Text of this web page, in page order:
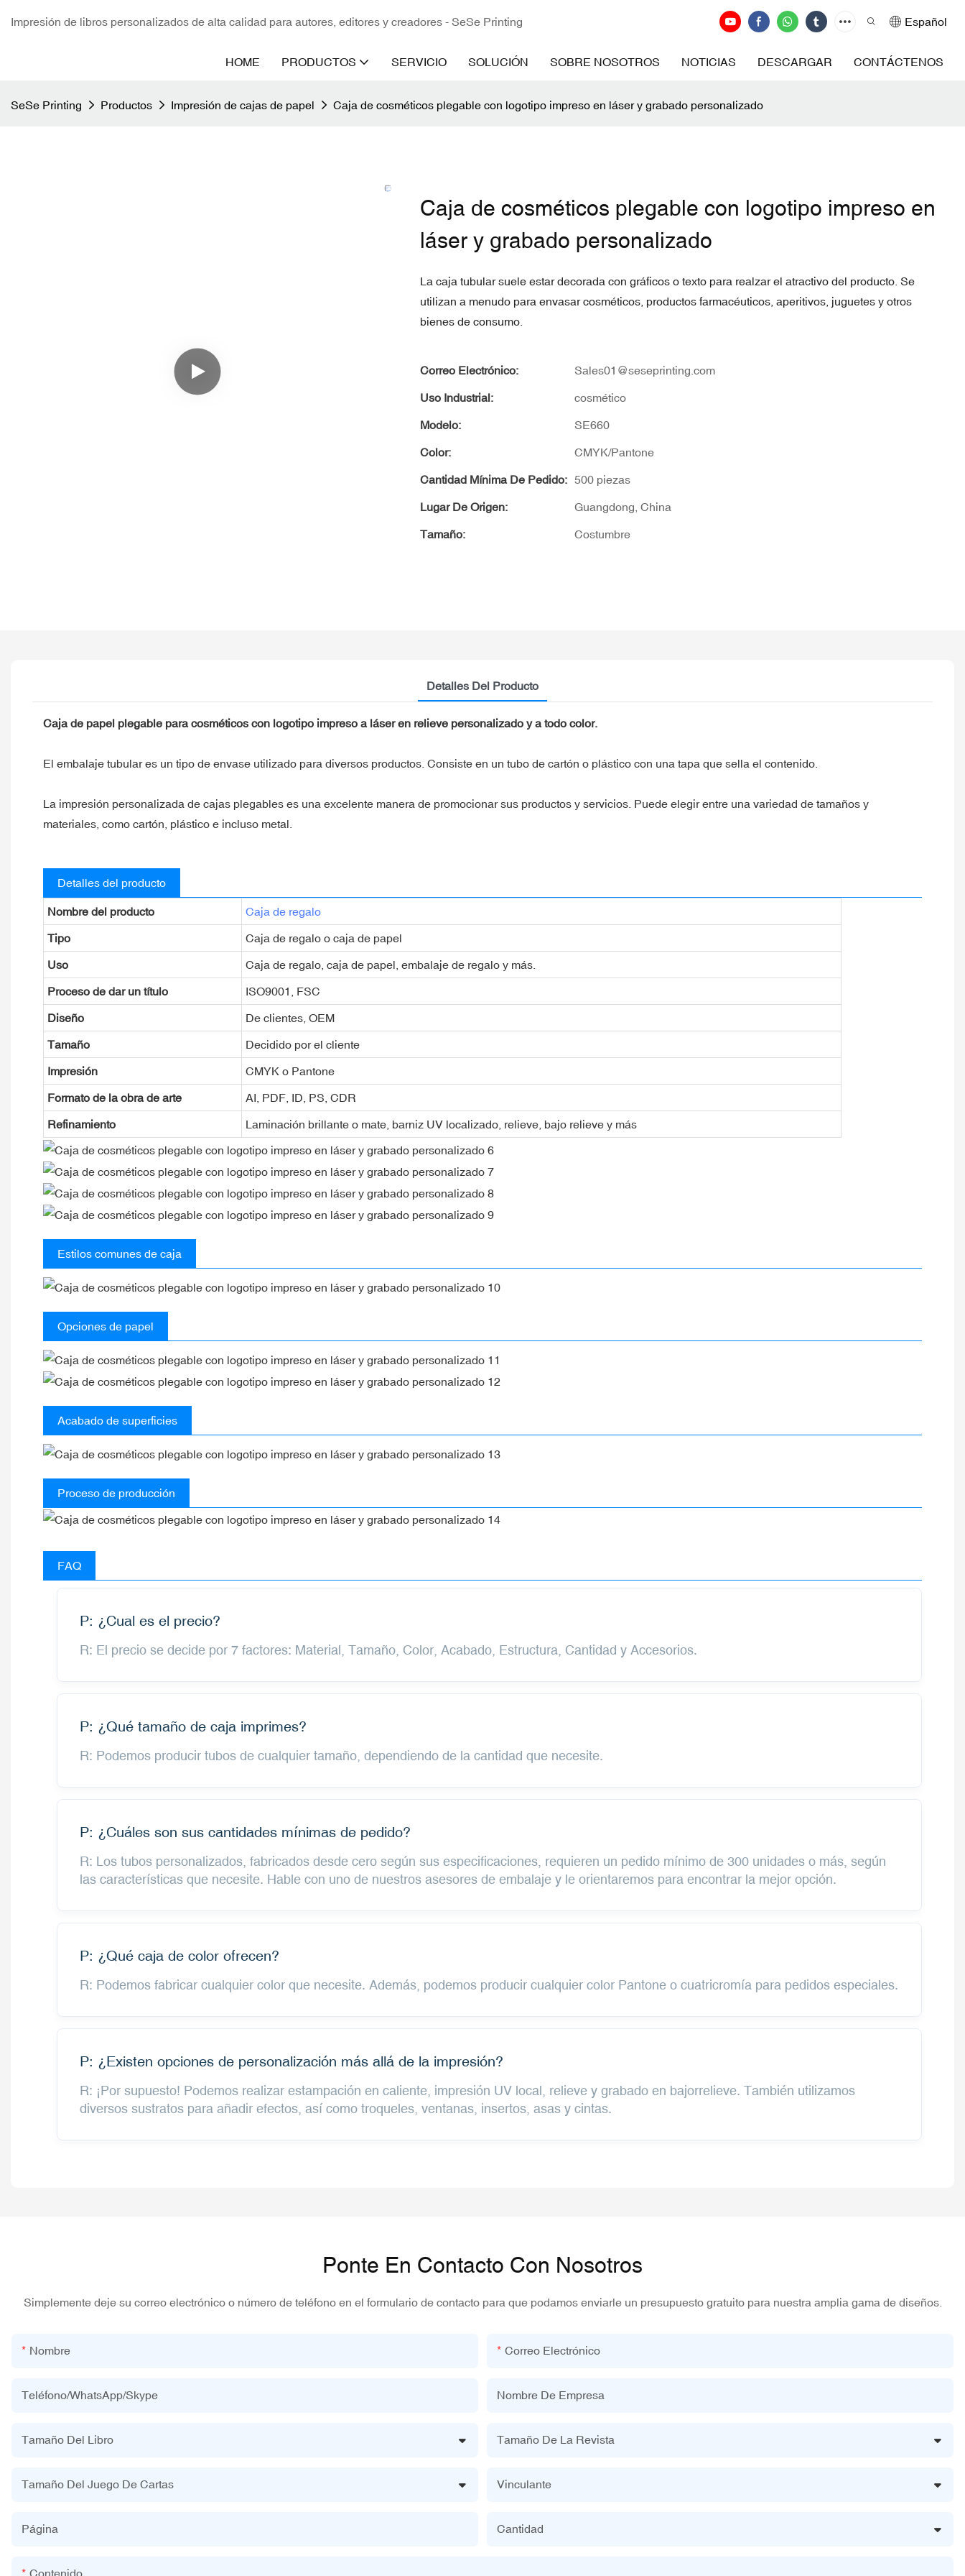
Impresión de libros personalizados de alta calidad para autores, editores y creadores - SeSe Printing Español
HOME PRODUCTOS SERVICIO SOLUCIÓN SOBRE NOSOTROS NOTICIAS DESCARGAR CONTÁCTENOS
SeSe Printing Productos Impresión de cajas de papel Caja de cosméticos plegable con logotipo impreso en láser y grabado personalizado
Caja de cosméticos plegable con logotipo impreso en
láser y grabado personalizado
La caja tubular suele estar decorada con gráficos o texto para realzar el atractivo del producto. Se
utilizan a menudo para envasar cosméticos, productos farmacéuticos, aperitivos, juguetes y otros
bienes de consumo.
Correo Electrónico: Sales01@seseprinting.com
Uso Industrial: cosmético
Modelo: SE660
Color: CMYK/Pantone
Cantidad Mínima De Pedido: 500 piezas
Lugar De Origen: Guangdong, China
Tamaño: Costumbre
Detalles Del Producto
Caja de papel plegable para cosméticos con logotipo impreso a láser en relieve personalizado y a todo color.
El embalaje tubular es un tipo de envase utilizado para diversos productos. Consiste en un tubo de cartón o plástico con una tapa que sella el contenido.
La impresión personalizada de cajas plegables es una excelente manera de promocionar sus productos y servicios. Puede elegir entre una variedad de tamaños y
materiales, como cartón, plástico e incluso metal.
Detalles del producto
Nombre del producto Caja de regalo
Tipo Caja de regalo o caja de papel
Uso Caja de regalo, caja de papel, embalaje de regalo y más.
Proceso de dar un título ISO9001, FSC
Diseño De clientes, OEM
Tamaño Decidido por el cliente
Impresión CMYK o Pantone
Formato de la obra de arte AI, PDF, ID, PS, CDR
Refinamiento Laminación brillante o mate, barniz UV localizado, relieve, bajo relieve y más
Estilos comunes de caja
Opciones de papel
Acabado de superficies
Proceso de producción
FAQ
P: ¿Cual es el precio?
R: El precio se decide por 7 factores: Material, Tamaño, Color, Acabado, Estructura, Cantidad y Accesorios.
P: ¿Qué tamaño de caja imprimes?
R: Podemos producir tubos de cualquier tamaño, dependiendo de la cantidad que necesite.
P: ¿Cuáles son sus cantidades mínimas de pedido?
R: Los tubos personalizados, fabricados desde cero según sus especificaciones, requieren un pedido mínimo de 300 unidades o más, según
las características que necesite. Hable con uno de nuestros asesores de embalaje y le orientaremos para encontrar la mejor opción.
P: ¿Qué caja de color ofrecen?
R: Podemos fabricar cualquier color que necesite. Además, podemos producir cualquier color Pantone o cuatricromía para pedidos especiales.
P: ¿Existen opciones de personalización más allá de la impresión?
R: ¡Por supuesto! Podemos realizar estampación en caliente, impresión UV local, relieve y grabado en bajorrelieve. También utilizamos
diversos sustratos para añadir efectos, así como troqueles, ventanas, insertos, asas y cintas.
Ponte En Contacto Con Nosotros
Simplemente deje su correo electrónico o número de teléfono en el formulario de contacto para que podamos enviarle un presupuesto gratuito para nuestra amplia gama de diseños.
Nombre Correo Electrónico
Teléfono/WhatsApp/Skype Nombre De Empresa
Tamaño Del Libro Tamaño De La Revista
Tamaño Del Juego De Cartas Vinculante
Página Cantidad
Contenido